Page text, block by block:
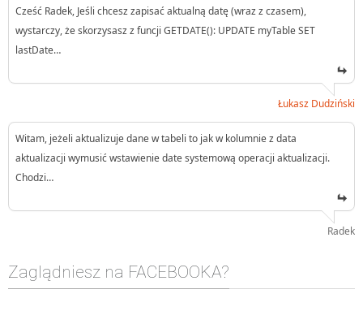
Cześć Radek, Jeśli chcesz zapisać aktualną datę (wraz z czasem),
wystarczy, że skorzysasz z funcji GETDATE(): UPDATE myTable SET
lastDate…
Łukasz Dudziński
Witam, jeżeli aktualizuje dane w tabeli to jak w kolumnie z data
aktualizacji wymusić wstawienie date systemową operacji aktualizacji.
Chodzi…
Radek
Zaglądniesz na FACEBOOKA?